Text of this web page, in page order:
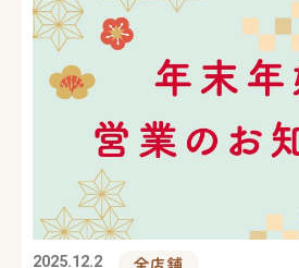
2025.12.2